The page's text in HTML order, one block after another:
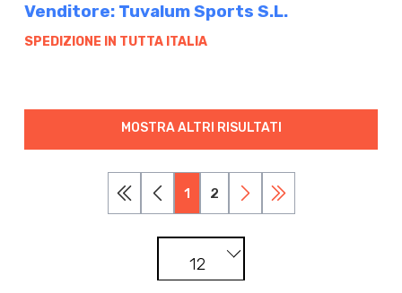
Venditore: Tuvalum Sports S.L.
SPEDIZIONE IN TUTTA ITALIA
MOSTRA ALTRI RISULTATI
1 2
12